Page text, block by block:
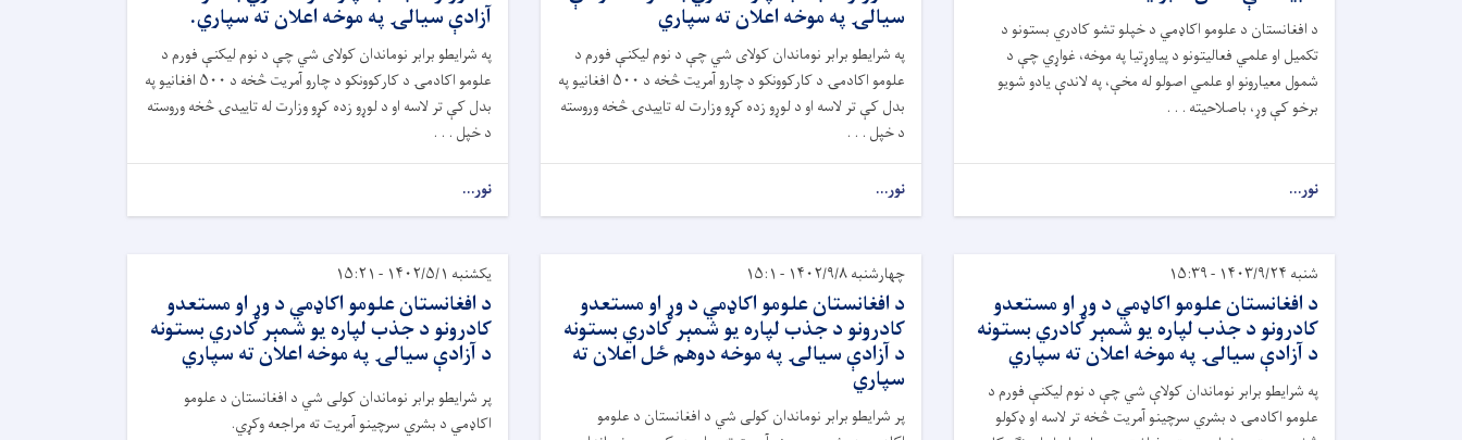
د افغانستان د علومو اکاډمي د خپلو تشو کادري بستونو د
تکمیل او علمي فعالیتونو د پیاوړتیا په موخه، غواړي چې د
شمول معیارونو او علمي اصولو له مخې، په لاندې یادو شویو
برخو کې وړ، باصلاحیته . . .
نور...
سیالۍ په موخه اعلان ته سپاري
په شرایطو برابر نوماندان کولای شي چې د نوم لیکنې فورم د
علومو اکادمۍ د کارکوونکو د چارو آمریت څخه د ۵۰۰ افغانیو په
بدل کې تر لاسه او د لوړو زده کړو وزارت له تاییدۍ څخه وروسته
د خپل . . .
نور...
آزادې سیالۍ په موخه اعلان ته سپاري.
په شرایطو برابر نوماندان کولای شي چې د نوم لیکنې فورم د
علومو اکادمۍ د کارکوونکو د چارو آمریت څخه د ۵۰۰ افغانیو په
بدل کې تر لاسه او د لوړو زده کړو وزارت له تاییدۍ څخه وروسته
د خپل . . .
نور...
شنبه ۱۴۰۳/۹/۲۴ - ۱۵:۳۹
د افغانستان علومو اکاډمي د وړ او مستعدو
کادرونو د جذب لپاره یو شمېر کادري بستونه
د آزادې سیالۍ په موخه اعلان ته سپاري
په شرایطو برابر نوماندان کولاې شي چې د نوم لیکنې فورم د
علومو اکادمۍ د بشري سرچینو آمریت څخه تر لاسه او ډکولو
چهارشنبه ۱۴۰۲/۹/۸ - ۱۵:۱
د افغانستان علومو اکاډمي د وړ او مستعدو
کادرونو د جذب لپاره یو شمېر کادري بستونه
د آزادې سیالۍ په موخه دوهم ځل اعلان ته
سپاري
پر شرایطو برابر نوماندان کولی شي د افغانستان د علومو
یکشنبه ۱۴۰۲/۵/۱ - ۱۵:۲۱
د افغانستان علومو اکاډمي د وړ او مستعدو
کادرونو د جذب لپاره یو شمېر کادري بستونه
د آزادې سیالۍ په موخه اعلان ته سپاري
پر شرایطو برابر نوماندان کولی شي د افغانستان د علومو
اکاډمي د ‌بشري سرچینو آمریت ته مراجعه وکړي.